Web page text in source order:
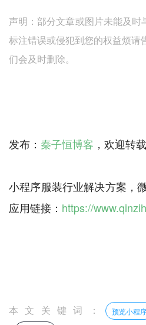
声明：部分文章或图片未能及
标注错误或侵犯到您的权益烦请
们会及时删除。
发布： 秦子恒博客 ，欢迎转
小程序服装行业解决方案，
应用链接： https://
本文关键词： 预览小程